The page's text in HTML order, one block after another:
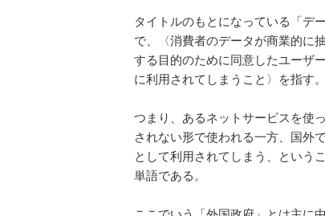
タイトルのもとになっている「デ
で、〈消費者のデータが商業的に
する目的のために同意したユーザ
に利用されてしまうこと〉を指す。
つまり、あるネットサービスを使
されない形で使われる一方、国外
として利用されてしまう、という
単語である。